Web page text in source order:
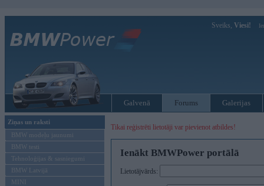
Sveiks, Viesi!
Galvenā Forums Galerijas
Ziņas un raksti
BMW modeļu jaunumi
BMW testi
Tehnoloģijas & sasniegumi
BMW Latvijā
MINI
Tikai reģistrēti lietotāji var pievienot atbildes!
Ienākt BMWPower portālā
Lietotājvārds: